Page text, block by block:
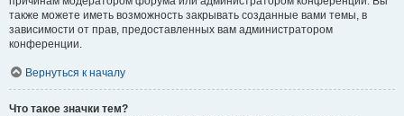
также можете иметь возможность закрывать созданные вами темы, в
зависимости от прав, предоставленных вам администратором
конференции.
Вернуться к началу
Что такое значки тем?